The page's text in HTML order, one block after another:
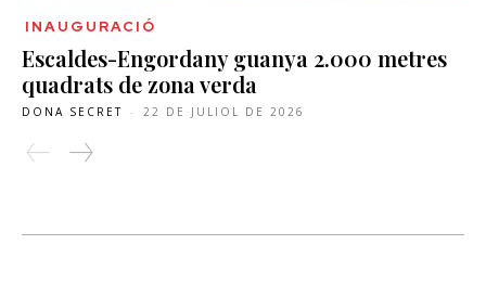
INAUGURACIÓ
Escaldes-Engordany guanya 2.000 metres
quadrats de zona verda
DONA SECRET - 22 DE JULIOL DE 2026